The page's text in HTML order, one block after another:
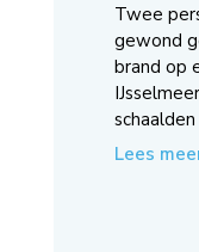
Twee
gewond
brand op
Lees